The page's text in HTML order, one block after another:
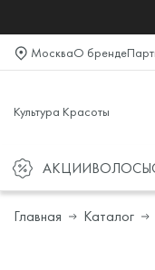
МоскваО бренде
Культура Красоты
АКЦИИВОЛОСЫ
Главная Каталог